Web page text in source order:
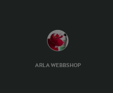
ARLA WEBBSHOP